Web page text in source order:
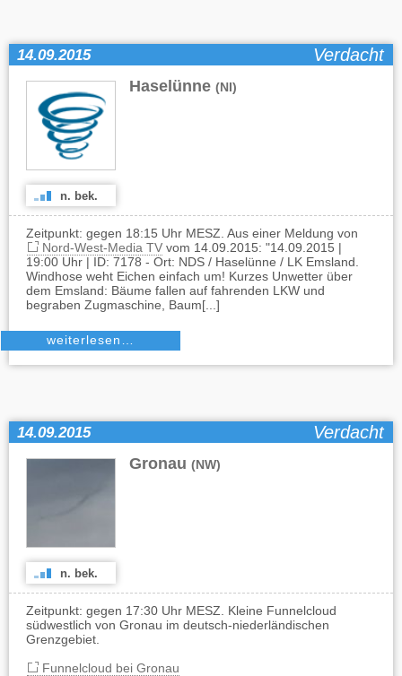
14.09.2015 Verdacht
Haselünne (NI)
n. bek.
Zeitpunkt: gegen 18:15 Uhr MESZ. Aus einer Meldung von
Nord-West-Media TVvom 14.09.2015: "14.09.2015 |
19:00 Uhr | ID: 7178 - Ort: NDS / Haselünne / LK Emsland.
Windhose weht Eichen einfach um! Kurzes Unwetter über
dem Emsland: Bäume fallen auf fahrenden LKW und
begraben Zugmaschine, Baum[...]
weiterlesen…
14.09.2015 Verdacht
Gronau (NW)
n. bek.
Zeitpunkt: gegen 17:30 Uhr MESZ. Kleine Funnelcloud
südwestlich von Gronau im deutsch-niederländischen
Grenzgebiet.
Funnelcloud bei Gronau